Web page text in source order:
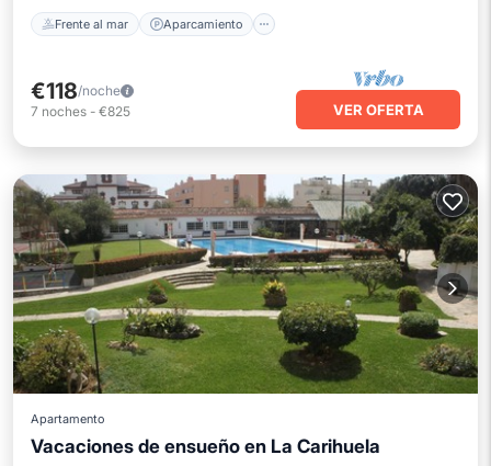
Frente al mar Aparcamiento
€118/noche
7 noches - €825 VER OFERTA
Apartamento
Vacaciones de ensueño en La Carihuela